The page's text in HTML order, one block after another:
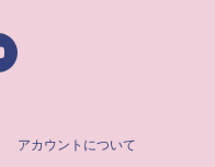
アカウントについて